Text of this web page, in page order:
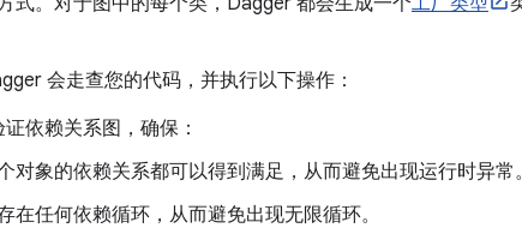
会走查您的代码，并执行以下操作：
依赖关系图，确保：
对象的依赖关系都可以得到满足，从而避免出现运行时异常。
在任何依赖循环，从而避免出现无限循环。